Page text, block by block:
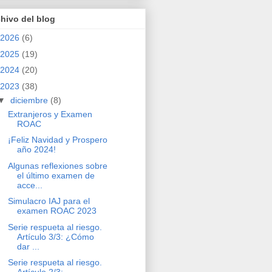
del blog
2026 (6)
2025 (19)
2024 (20)
2023 (38)
diciembre (8)
Extranjeros y Examen
ROAC
¡Feliz Navidad y Prospero
año 2024!
Algunas reflexiones sobre
el último examen de
acce...
Simulacro IAJ para el
examen ROAC 2023
Serie respueta al riesgo.
Artículo 3/3: ¿Cómo
dar ...
Serie respueta al riesgo.